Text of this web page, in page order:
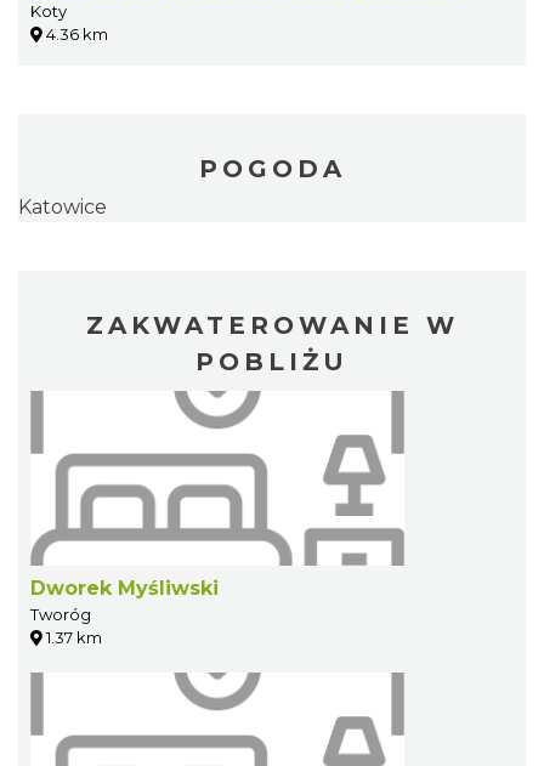
Koty
4.36 km
POGODA
Katowice
ZAKWATEROWANIE W
POBLIŻU
Dworek Myśliwski
Tworóg
1.37 km